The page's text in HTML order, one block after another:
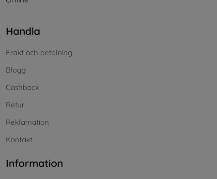
Handla
Frakt och betalning
Blogg
Cashback
Retur
Reklamation
Kontakt
Information